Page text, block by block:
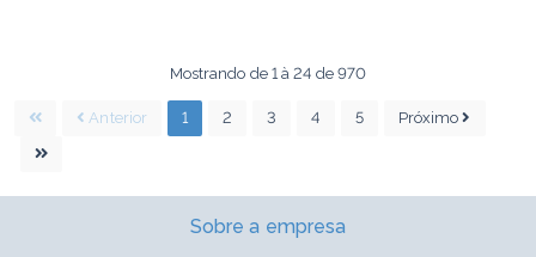
Mostrando de 1 à 24 de 970
Anterior 1 2 3 4 5 Próximo
Sobre a empresa